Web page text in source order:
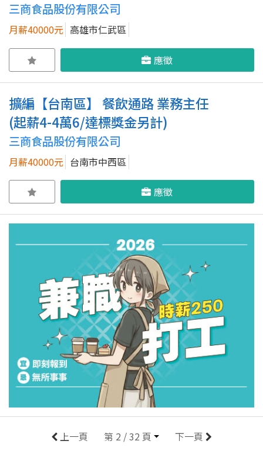
三商食品股份有限公司
月薪40000元 高雄市仁武區
應徵
擴編【台南區】 餐飲通路 業務主任
(起薪4-4萬6/達標獎金另計)
三商食品股份有限公司
月薪40000元 台南市中西區
應徵
上一頁 第 2 / 32 頁 下一頁